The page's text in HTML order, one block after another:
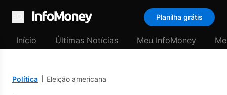
Menu
Planilha grátis
Início Últimas Notícias Meu InfoMoney
Política Eleição americana